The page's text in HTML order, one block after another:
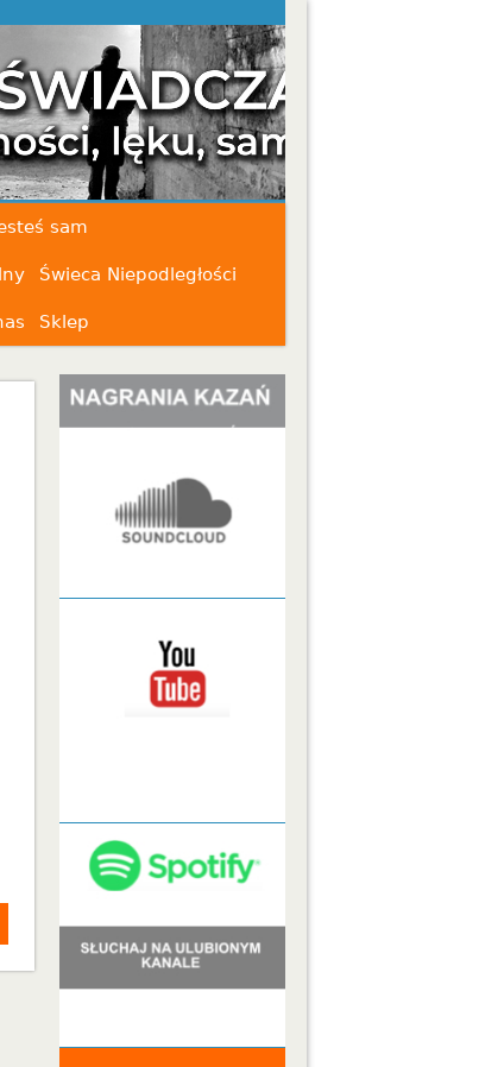
sam
Świeca Niepodległości
Sklep